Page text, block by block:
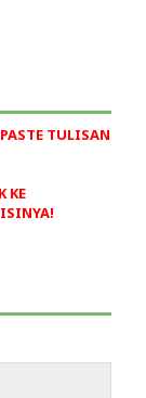
TULISAN
KE